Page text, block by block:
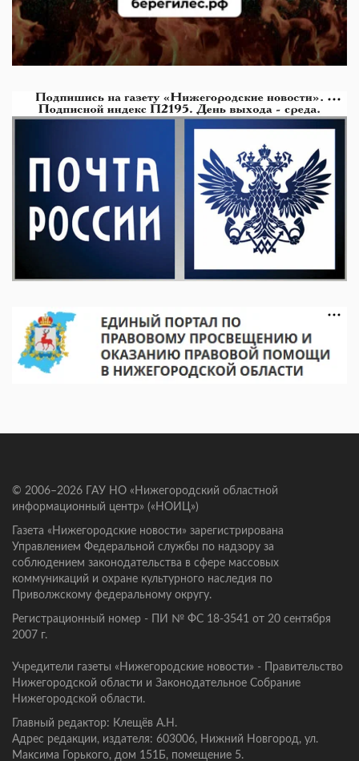
© 2006–2026 ГАУ НО «Нижегородский областной
информационный центр» («НОИЦ»)
Газета «Нижегородские новости» зарегистрирована
Управлением Федеральной службы по надзору за
соблюдением законодательства в сфере массовых
коммуникаций и охране культурного наследия по
Приволжскому федеральному округу.
Регистрационный номер - ПИ № ФС 18-3541 от 20 сентября
2007 г.
Учредители газеты «Нижегородские новости» - Правительство
Нижегородской области и Законодательное Собрание
Нижегородской области.
Главный редактор: Клещёв А.Н.
Адрес редакции, издателя: 603006, Нижний Новгород, ул.
Максима Горького, дом 151Б, помещение 5.